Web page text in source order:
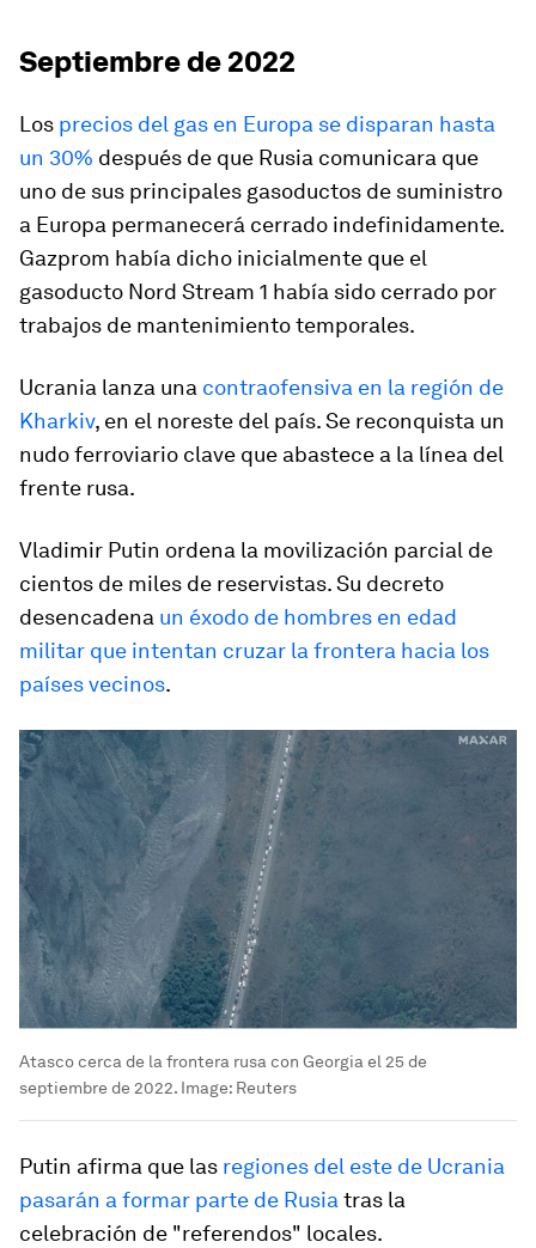
Septiembre de 2022
Los precios del gas en Europa se disparan hasta
un 30% después de que Rusia comunicara que
uno de sus principales gasoductos de suministro
a Europa permanecerá cerrado indefinidamente.
Gazprom había dicho inicialmente que el
gasoducto Nord Stream 1 había sido cerrado por
trabajos de mantenimiento temporales.
Ucrania lanza una contraofensiva en la región de
Kharkiv, en el noreste del país. Se reconquista un
nudo ferroviario clave que abastece a la línea del
frente rusa.
Vladimir Putin ordena la movilización parcial de
cientos de miles de reservistas. Su decreto
desencadena un éxodo de hombres en edad
militar que intentan cruzar la frontera hacia los
países vecinos.
Atasco cerca de la frontera rusa con Georgia el 25 de
septiembre de 2022. Image: Reuters
Putin afirma que las regiones del este de Ucrania
pasarán a formar parte de Rusiatras la
celebración de "referendos" locales.